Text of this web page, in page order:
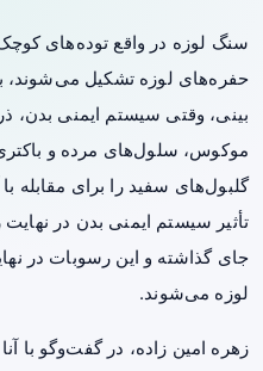
سنگ لوزه در واقع توده‌های
حفره‌های لوزه تشکیل می‌شوند،
بینی، وقتی سیستم ایمنی بدن،
موکوس، سلول‌های مرده و
گلبول‌های سفید را برای مقابله
تأثیر سیستم ایمنی بدن در
جای گذاشته و این رسوبات در
لوزه می‌شوند.
زهره امین زاده، در گفت‌و‌گو با